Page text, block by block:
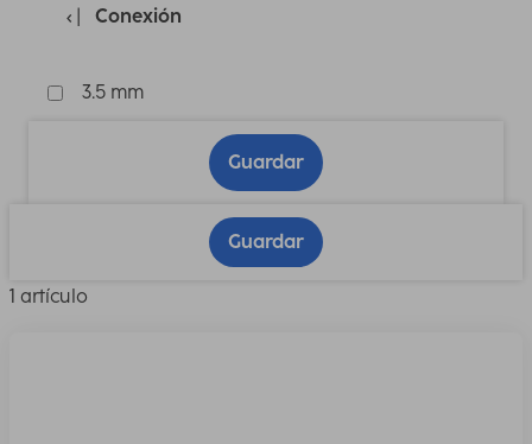
Conexión
3.5 mm
Guardar
Guardar
1 artículo